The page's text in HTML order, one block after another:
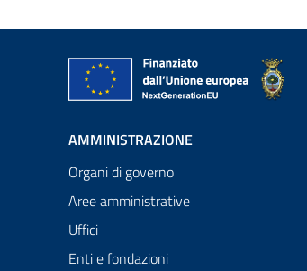
AMMINISTRAZIONE
Organi di governo
Aree amministrative
Uffici
Enti e fondazioni